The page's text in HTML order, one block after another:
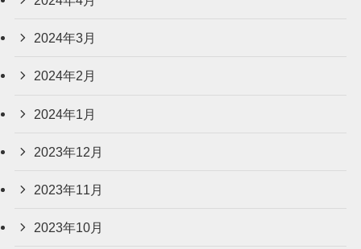
2024年3月
2024年2月
2024年1月
2023年12月
2023年11月
2023年10月